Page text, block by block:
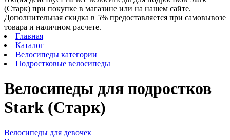
(Старк) при покупке в магазине или на нашем сайте.
Дополнительная скидка в 5% предоставляется при самовывозе
товара и наличном расчете.
Главная
Каталог
Велосипеды категории
Подростковые велосипеды
Велосипеды для подростков
Stark (Старк)
Велосипеды для девочек